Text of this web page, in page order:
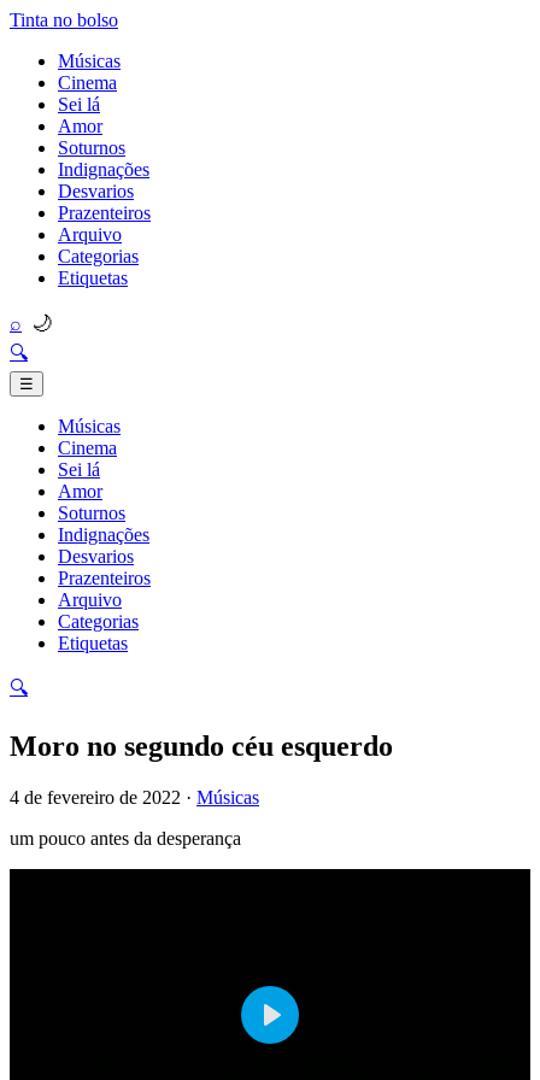
Tinta no bolso
Músicas
Cinema
Sei lá
Amor
Soturnos
Indignações
Desvarios
Prazenteiros
Arquivo
Categorias
Etiquetas
⌕ 🌙
🔍
☰
Músicas
Cinema
Sei lá
Amor
Soturnos
Indignações
Desvarios
Prazenteiros
Arquivo
Categorias
Etiquetas
🔍
Moro no segundo céu esquerdo
4 de fevereiro de 2022 · Músicas
um pouco antes da desperança
Play